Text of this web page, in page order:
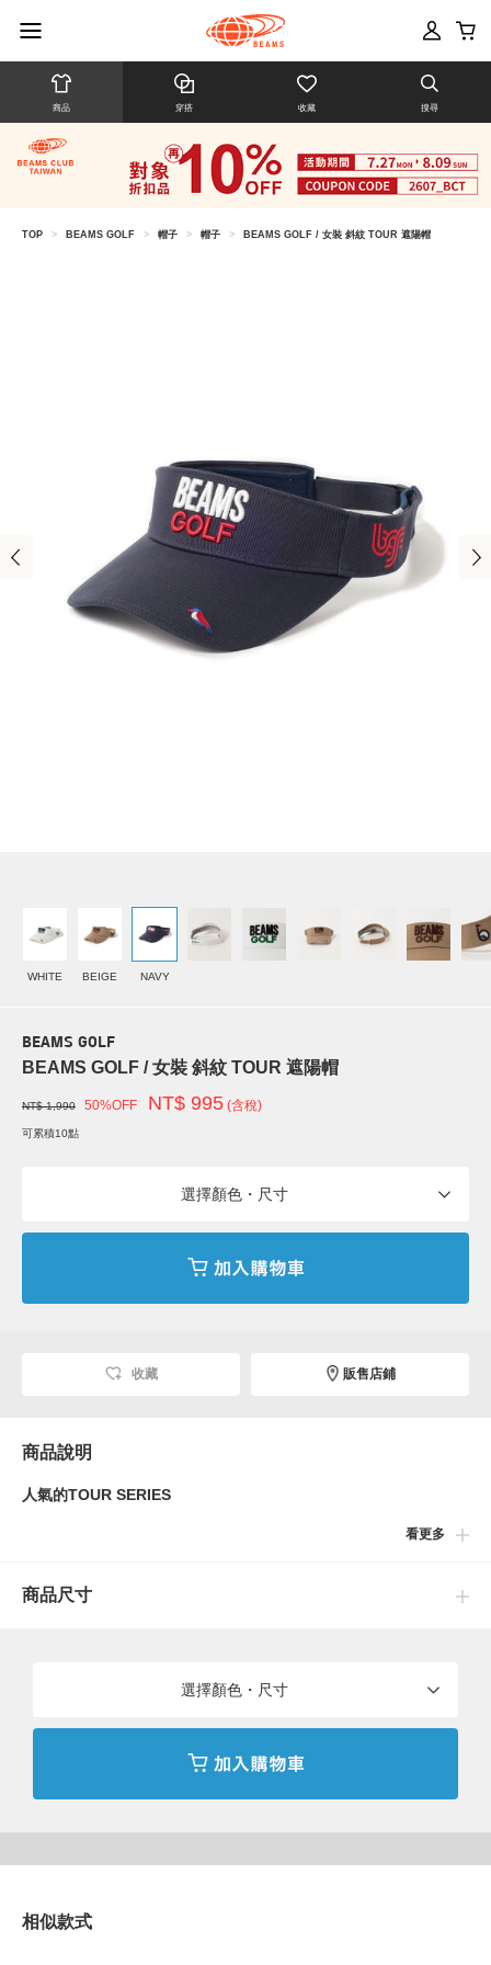
商品 穿搭 收藏 搜尋
TOP > BEAMS GOLF > 帽子 > 帽子 > BEAMS GOLF / 女裝 斜紋 TOUR 遮陽帽
WHITE BEIGE NAVY
BEAMS GOLF
BEAMS GOLF / 女裝 斜紋 TOUR 遮陽帽
NT$ 1,990 50%OFF NT$ 995 (含稅)
可累積10點
選擇顏色・尺寸
收藏 販售店鋪
商品說明
人氣的TOUR SERIES
〈BEAMS GOLF〉 原創遮陽帽的LOGO更新版本登場！使用棉質
選手氣息 ，與各種穿衣風格都很適配。帽簷中內藏磁鐵，可以輕
而掉色或是粉底液沾染帽款的問題。可拆卸清洗。
設計的配飾系列單品。
看更多
商品尺寸
選擇顏色・尺寸
相似款式